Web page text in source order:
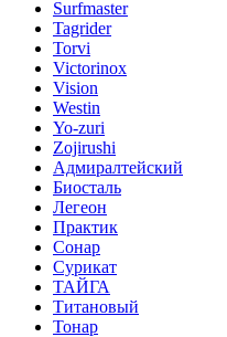
Surfmaster
Tagrider
Torvi
Victorinox
Vision
Westin
Yo-zuri
Zojirushi
Адмиралтейский
Биосталь
Легеон
Практик
Сонар
Сурикат
ТАЙГА
Титановый
Тонар